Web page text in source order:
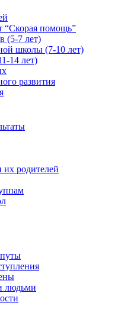
“Скорая помощь”
(5-7 лет)
школы (7-10 лет)
14 лет)
развития
родителей
людьми